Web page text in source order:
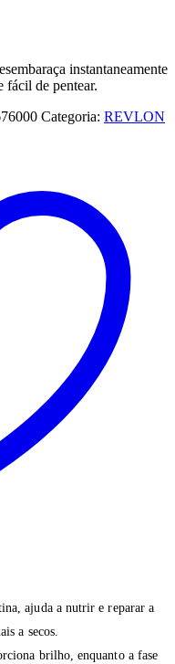
instantaneamente
fácil de pentear.
Categoria: REVLON
ajuda a nutrir e reparar a
a secos.
brilho, enquanto a fase